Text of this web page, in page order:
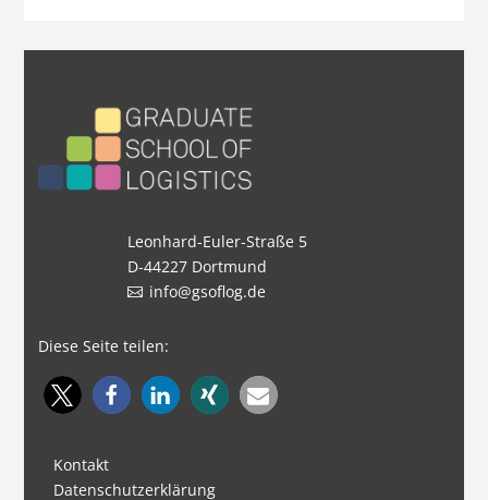
Leonhard-Euler-Straße 5
D-44227 Dortmund
info@gsoflog.de
Diese Seite teilen:
Kontakt
Datenschutzerklärung